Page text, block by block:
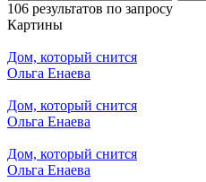
106 результатов по запросу
Картины
Дом, который снится
Ольга Енаева
Дом, который снится
Ольга Енаева
Дом, который снится
Ольга Енаева